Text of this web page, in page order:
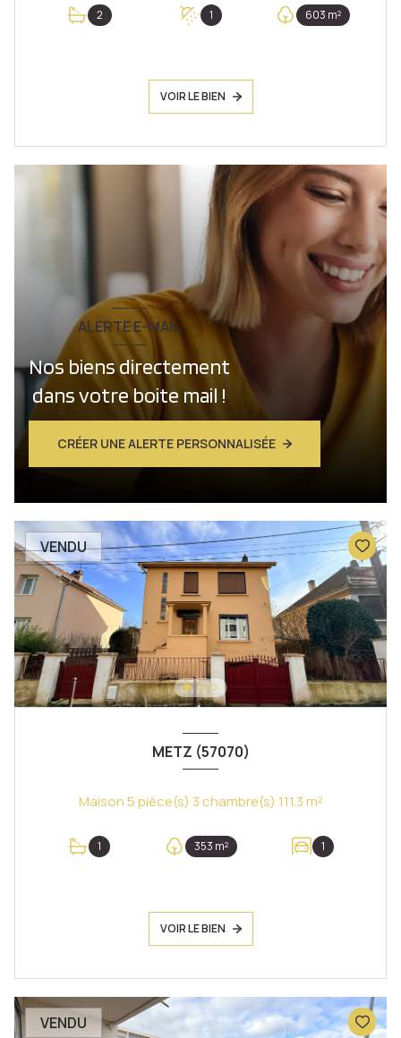
2 1 603 m²
VOIR LE BIEN
ALERTE E-MAIL
Nos biens directement
dans votre boite mail !
CRÉER UNE ALERTE PERSONNALISÉE
VENDU
METZ (57070)
Maison 5 pièce(s) 3 chambre(s) 111.3 m²
1 353 m² 1
VOIR LE BIEN
VENDU